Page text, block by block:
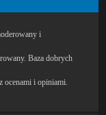
i
Baza dobrych
ocenami i opiniami.